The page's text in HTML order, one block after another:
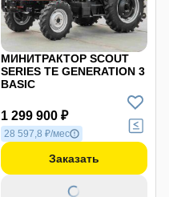
МИНИТРАКТОР SCOUT
SERIES TE GENERATION 3
BASIC
1 299 900 ₽
28 597,8 ₽/мес
Заказать